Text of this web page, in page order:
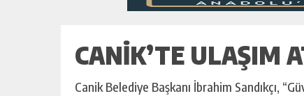
CANIK’TE ULAŞIM
Canik Belediye Başkanı İbrahim Sandıkçı,